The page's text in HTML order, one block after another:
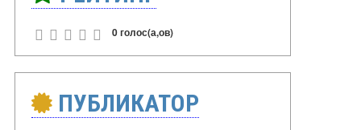
0 голос(а,ов)
ПУБЛИКАТОР